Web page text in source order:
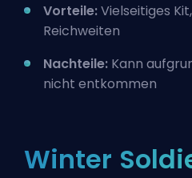
Vorteile:Vielseitiges
Reichweiten
Nachteile: Kann
nicht entkommen
Winter